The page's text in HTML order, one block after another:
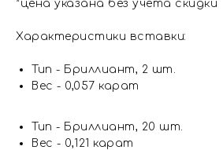
*цена указана без учета скидки
Характеристики вставки:
Тип - Бриллиант, 2 шт.
Вес - 0,057 карат
Тип - Бриллиант, 20 шт.
Вес - 0,121 карат